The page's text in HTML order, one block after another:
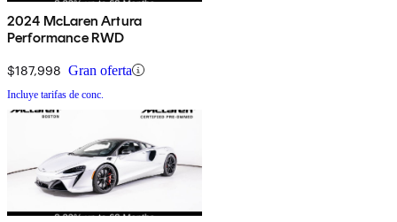
2024 McLaren Artura
Performance RWD
$187,998 Gran oferta
Incluye tarifas de conc.